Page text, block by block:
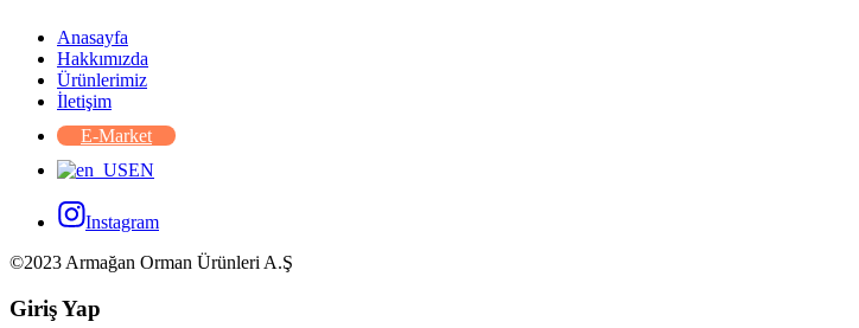
Anasayfa
Hakkımızda
Ürünlerimiz
İletişim
E-Market
EN
Instagram
©2023 Armağan Orman Ürünleri A.Ş
Giriş Yap